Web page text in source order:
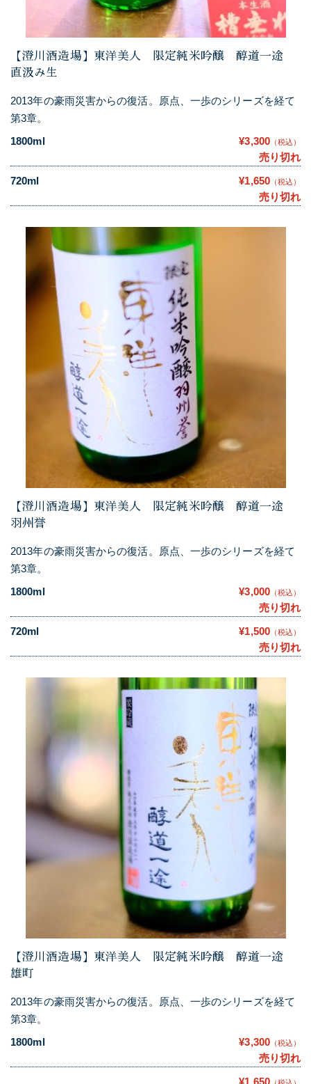
【澄川酒造場】東洋美人 限定純米吟醸 醇道一途
直汲み生
2013年の豪雨災害からの復活。原点、一歩のシリーズを経て
第3章。
1800ml
¥3,300 （税込）
売り切れ
720ml
¥1,650 （税込）
売り切れ
【澄川酒造場】東洋美人 限定純米吟醸 醇道一途
羽州誉
2013年の豪雨災害からの復活。原点、一歩のシリーズを経て
第3章。
1800ml
¥3,000 （税込）
売り切れ
720ml
¥1,500 （税込）
売り切れ
【澄川酒造場】東洋美人 限定純米吟醸 醇道一途
雄町
2013年の豪雨災害からの復活。原点、一歩のシリーズを経て
第3章。
1800ml
¥3,300 （税込）
売り切れ
¥1,650 （税込）